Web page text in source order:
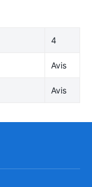
4
Avis
Avis